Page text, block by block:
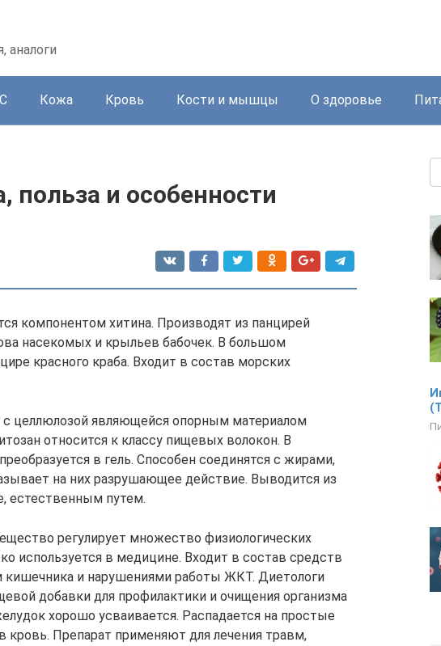
аналоги
Кожа Кровь Кости и мышцы О здоровье
польза и особенности
компонентом хитина. Производят из панцирей
насекомых и крыльев бабочек. В большом
красного краба. Входит в состав морских
целлюлозой являющейся опорным материалом
относится к классу пищевых волокон. В
в гель. Способен соединятся с жирами,
на них разрушающее действие. Выводится из
естественным путем.
регулирует множество физиологических
используется в медицине. Входит в состав средств
кишечника и нарушениями работы ЖКТ. Диетологи
добавки для профилактики и очищения организма
хорошо усваивается. Распадается на простые
Препарат применяют для лечения травм,